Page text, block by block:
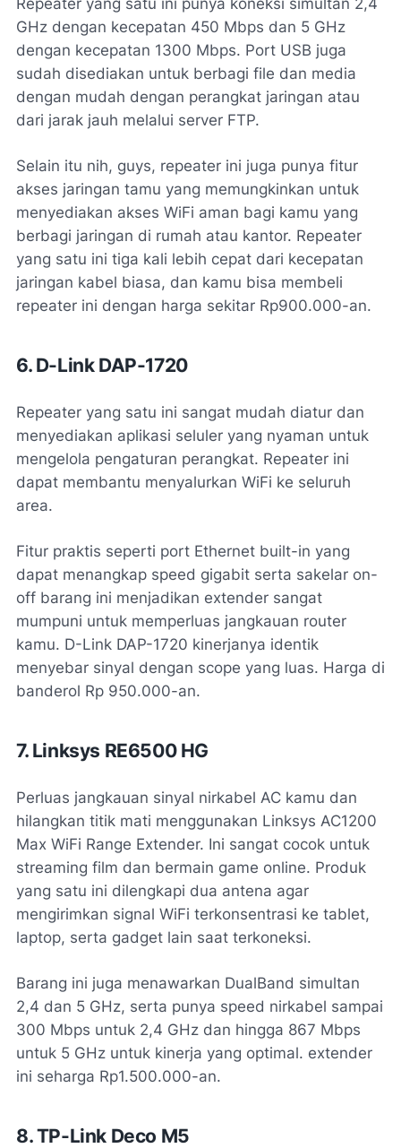
GHz dengan kecepatan 450 Mbps dan 5 GHz
dengan kecepatan 1300 Mbps. Port USB juga
sudah disediakan untuk berbagi file dan media
dengan mudah dengan perangkat jaringan atau
dari jarak jauh melalui server FTP.
Selain itu nih, guys, repeater ini juga punya fitur
akses jaringan tamu yang memungkinkan untuk
menyediakan akses WiFi aman bagi kamu yang
berbagi jaringan di rumah atau kantor. Repeater
yang satu ini tiga kali lebih cepat dari kecepatan
jaringan kabel biasa, dan kamu bisa membeli
repeater ini dengan harga sekitar Rp900.000-an.
6. D-Link DAP-1720
Repeater yang satu ini sangat mudah diatur dan
menyediakan aplikasi seluler yang nyaman untuk
mengelola pengaturan perangkat. Repeater ini
dapat membantu menyalurkan WiFi ke seluruh
area.
Fitur praktis seperti port Ethernet built-in yang
dapat menangkap speed gigabit serta sakelar on-
off barang ini menjadikan extender sangat
mumpuni untuk memperluas jangkauan router
kamu. D-Link DAP-1720 kinerjanya identik
menyebar sinyal dengan scope yang luas. Harga di
banderol Rp 950.000-an.
7. Linksys RE6500 HG
Perluas jangkauan sinyal nirkabel AC kamu dan
hilangkan titik mati menggunakan Linksys AC1200
Max WiFi Range Extender. Ini sangat cocok untuk
streaming film dan bermain game online. Produk
yang satu ini dilengkapi dua antena agar
mengirimkan signal WiFi terkonsentrasi ke tablet,
laptop, serta gadget lain saat terkoneksi.
Barang ini juga menawarkan DualBand simultan
2,4 dan 5 GHz, serta punya speed nirkabel sampai
300 Mbps untuk 2,4 GHz dan hingga 867 Mbps
untuk 5 GHz untuk kinerja yang optimal. extender
ini seharga Rp1.500.000-an.
8. TP-Link Deco M5